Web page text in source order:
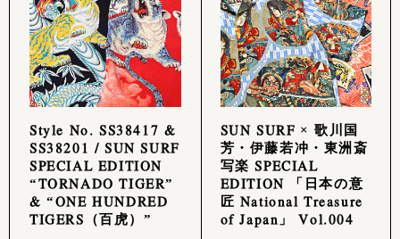
Style No. SS38417 &
SS38201 / SUN SURF
SPECIAL EDITION
“TORNADO TIGER”
& “ONE HUNDRED
TIGERS（百虎）”
SUN SURF × 歌川国
芳・伊藤若冲・東洲斎
写楽 SPECIAL
EDITION 「日本の意
匠 National Treasure
of Japan」 Vol.004